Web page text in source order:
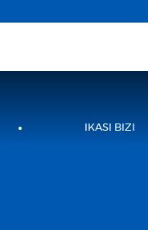
IKASI BIZI